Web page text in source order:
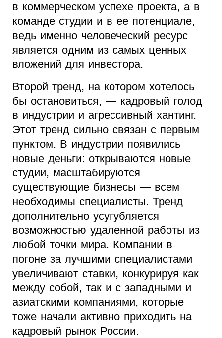
в коммерческом успехе проекта, а в
команде студии и в ее потенциале,
ведь именно человеческий ресурс
является одним из самых ценных
вложений для инвестора.
Второй тренд, на котором хотелось
бы остановиться, — кадровый голод
в индустрии и агрессивный хантинг.
Этот тренд сильно связан с первым
пунктом. В индустрии появились
новые деньги: открываются новые
студии, масштабируются
существующие бизнесы — всем
необходимы специалисты. Тренд
дополнительно усугубляется
возможностью удаленной работы из
любой точки мира. Компании в
погоне за лучшими специалистами
увеличивают ставки, конкурируя как
между собой, так и с западными и
азиатскими компаниями, которые
тоже начали активно приходить на
кадровый рынок России.